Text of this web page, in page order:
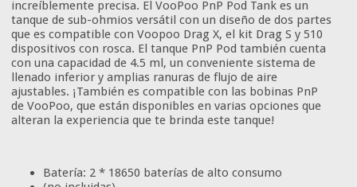
increíblemente precisa. El VooPoo PnP Pod Tank es un
tanque de sub-ohmios versátil con un diseño de dos partes
que es compatible con Voopoo Drag X, el kit Drag S y 510
dispositivos con rosca. El tanque PnP Pod también cuenta
con una capacidad de 4.5 ml, un conveniente sistema de
llenado inferior y amplias ranuras de flujo de aire
ajustables. ¡También es compatible con las bobinas PnP
de VooPoo, que están disponibles en varias opciones que
alteran la experiencia que te brinda este tanque!
Batería: 2 * 18650 baterías de alto consumo